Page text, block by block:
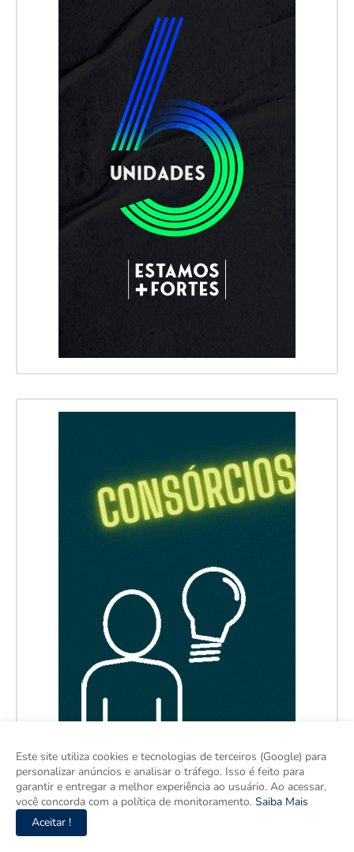
Este site utiliza cookies e tecnologias de terceiros (Google) para
personalizar anúncios e analisar o tráfego. Isso é feito para
garantir e entregar a melhor experiência ao usuário. Ao acessar,
você concorda com a política de monitoramento. Saiba Mais
Aceitar !